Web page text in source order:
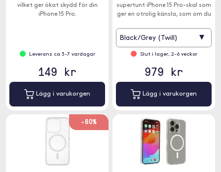
vilket ger ökat skydd för din
iPhone 15 Pro.
Leverans ca 3-7 vardagar
149 kr
Lägg i varukorgen
supertunt iPhone 15 Pro-skal som
ger en otrolig känsla, som om du
Black/Grey (Twill) ▾
Slut i lager, 2-6 veckor
979 kr
Lägg i varukorgen
-60%